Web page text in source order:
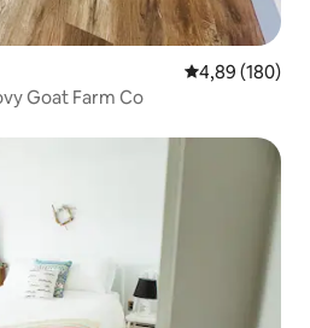
Gemiddelde
4,89 (180)
Goat Farm Co